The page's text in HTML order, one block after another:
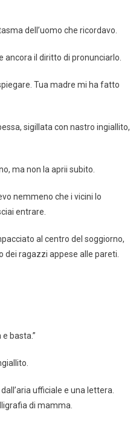
dell’uomo che ricordavo.
ancora il diritto di pronunciarlo.
Tua madre mi ha fatto
sigillata con nastro ingiallito,
ma non la aprii subito.
nemmeno che i vicini lo
entrare.
al centro del soggiorno,
dei ragazzi appese alle pareti.
e basta.”
ufficiale e una lettera.
di mamma.